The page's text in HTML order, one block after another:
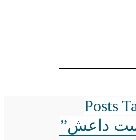
Posts
داعش”